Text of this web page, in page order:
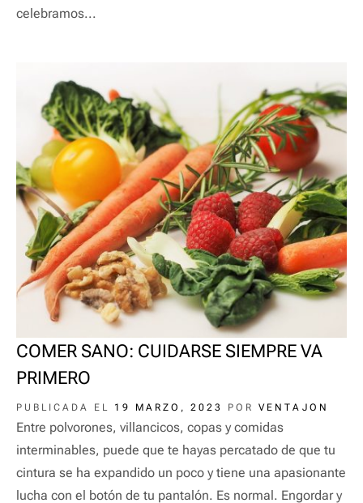
celebramos...
COMER SANO: CUIDARSE SIEMPRE VA
PRIMERO
PUBLICADA EL 19 MARZO, 2023 POR VENTAJON
Entre polvorones, villancicos, copas y comidas
interminables, puede que te hayas percatado de que tu
cintura se ha expandido un poco y tiene una apasionante
lucha con el botón de tu pantalón. Es normal. Engordar y